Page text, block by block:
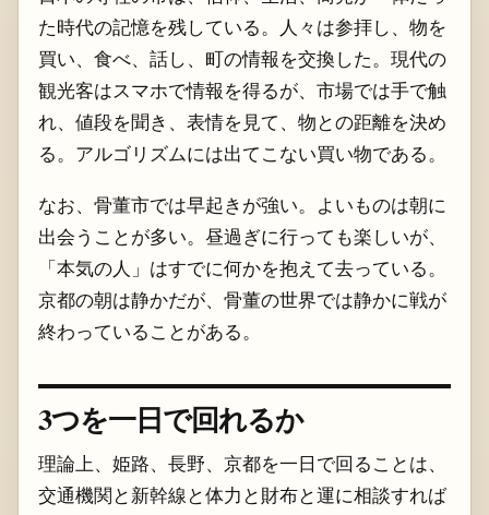
た時代の記憶を残している。人々は参拝し、物を
買い、食べ、話し、町の情報を交換した。現代の
観光客はスマホで情報を得るが、市場では手で触
れ、値段を聞き、表情を見て、物との距離を決め
る。アルゴリズムには出てこない買い物である。
なお、骨董市では早起きが強い。よいものは朝に
出会うことが多い。昼過ぎに行っても楽しいが、
「本気の人」はすでに何かを抱えて去っている。
京都の朝は静かだが、骨董の世界では静かに戦が
終わっていることがある。
3つを一日で回れるか
理論上、姫路、長野、京都を一日で回ることは、
交通機関と新幹線と体力と財布と運に相談すれば